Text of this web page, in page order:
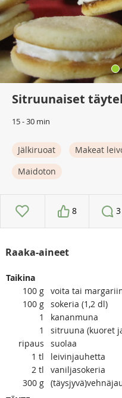
Sitruunaiset
15 - 30 min
Jälkiruoat Makeat
Maidoton
8 3
Raaka-aineet
Taikina
100 g voita tai
100 g sokeria (1,2 dl)
1
kananmuna
1
sitruuna (kuoret
ripaus
suolaa
1 tl
leivinjauhetta
2 tl
vaniljasokeria
300 g